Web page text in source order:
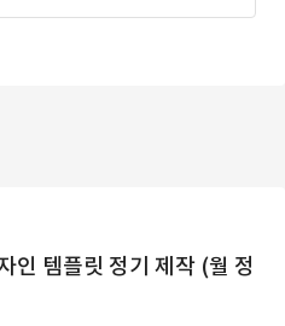
인 템플릿 정기 제작 (월 정